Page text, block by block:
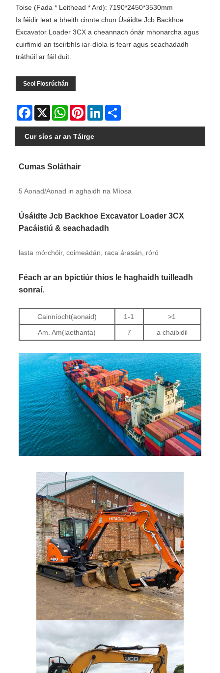
Toise (Fada * Leithead * Ard): 7190*2450*3530mm
Is féidir leat a bheith cinnte chun Úsáidte Jcb Backhoe
Excavator Loader 3CX a cheannach ónár mhonarcha agus
cuirfimid an tseirbhís iar-díola is fearr agus seachadadh
tráthúil ar fáil duit.
Seol Fiosrúchán
Facebook
X WhatsAppPinterestLinkedIn
Cur síos ar an Táirge
Cumas Soláthair
5 Aonad/Aonad in aghaidh na Míosa
Úsáidte Jcb Backhoe Excavator Loader 3CX
Pacáistiú & seachadadh
lasta mórchóir, coimeádán, raca árasán, róró
Féach ar an bpictiúr thíos le haghaidh tuilleadh
sonraí.
Cainníocht(aonaid) 1-1
>1
Am. Am(laethanta)
7 a chaibidil